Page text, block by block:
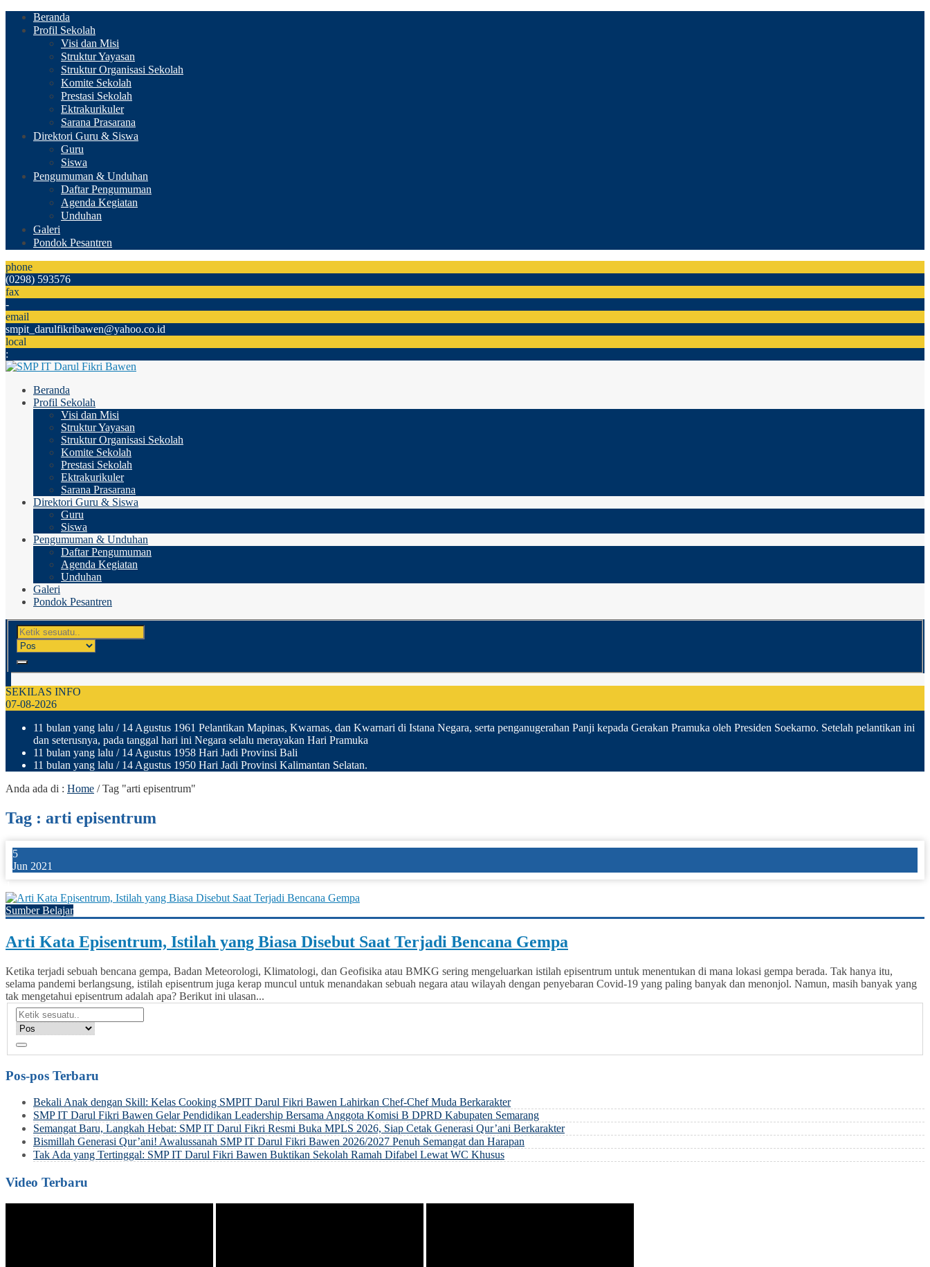
Beranda
Profil Sekolah
Visi dan Misi
Struktur Yayasan
Struktur Organisasi Sekolah
Komite Sekolah
Prestasi Sekolah
Ektrakurikuler
Sarana Prasarana
Direktori Guru & Siswa
Guru
Siswa
Pengumuman & Unduhan
Daftar Pengumuman
Agenda Kegiatan
Unduhan
Galeri
Pondok Pesantren
phone
(0298) 593576
fax
-
email
smpit_darulfikribawen@yahoo.co.id
local
:
Beranda
Profil Sekolah
Visi dan Misi
Struktur Yayasan
Struktur Organisasi Sekolah
Komite Sekolah
Prestasi Sekolah
Ektrakurikuler
Sarana Prasarana
Direktori Guru & Siswa
Guru
Siswa
Pengumuman & Unduhan
Daftar Pengumuman
Agenda Kegiatan
Unduhan
Galeri
Pondok Pesantren
SEKILAS INFO
07-08-2026
11 bulan yang lalu / 14 Agustus 1961 Pelantikan Mapinas, Kwarnas, dan Kwarnari di Istana Negara, serta penganugerahan Panji kepada Gerakan Pramuka oleh Presiden Soekarno. Setelah pelantikan ini
dan seterusnya, pada tanggal hari ini Negara selalu merayakan Hari Pramuka
11 bulan yang lalu / 14 Agustus 1958 Hari Jadi Provinsi Bali
11 bulan yang lalu / 14 Agustus 1950 Hari Jadi Provinsi Kalimantan Selatan.
Anda ada di : Home /Tag "arti episentrum"
Tag : arti episentrum
5
Jun 2021
Sumber Belajar
Arti Kata Episentrum, Istilah yang Biasa Disebut Saat Terjadi Bencana Gempa
Ketika terjadi sebuah bencana gempa, Badan Meteorologi, Klimatologi, dan Geofisika atau BMKG sering mengeluarkan istilah episentrum untuk menentukan di mana lokasi gempa berada. Tak hanya itu,
selama pandemi berlangsung, istilah episentrum juga kerap muncul untuk menandakan sebuah negara atau wilayah dengan penyebaran Covid-19 yang paling banyak dan menonjol. Namun, masih banyak yang
tak mengetahui episentrum adalah apa? Berikut ini ulasan...
Pos-pos Terbaru
Bekali Anak dengan Skill: Kelas Cooking SMPIT Darul Fikri Bawen Lahirkan Chef-Chef Muda Berkarakter
SMP IT Darul Fikri Bawen Gelar Pendidikan Leadership Bersama Anggota Komisi B DPRD Kabupaten Semarang
Semangat Baru, Langkah Hebat: SMP IT Darul Fikri Resmi Buka MPLS 2026, Siap Cetak Generasi Qur’ani Berkarakter
Bismillah Generasi Qur’ani! Awalussanah SMP IT Darul Fikri Bawen 2026/2027 Penuh Semangat dan Harapan
Tak Ada yang Tertinggal: SMP IT Darul Fikri Bawen Buktikan Sekolah Ramah Difabel Lewat WC Khusus
Video Terbaru